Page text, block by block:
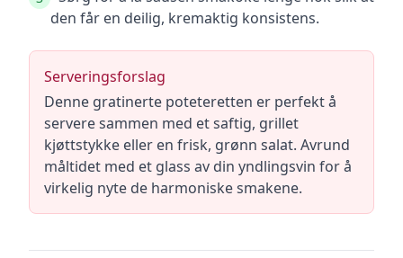
den får en deilig, kremaktig konsistens.
Serveringsforslag
Denne gratinerte poteteretten er perfekt å
servere sammen med et saftig, grillet
kjøttstykke eller en frisk, grønn salat. Avrund
måltidet med et glass av din yndlingsvin for å
virkelig nyte de harmoniske smakene.